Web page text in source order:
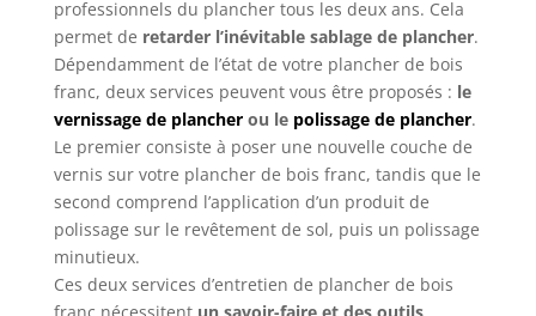
professionnels du plancher tous les deux ans. Cela
permet de retarder l’inévitable sablage de plancher.
Dépendamment de l’état de votre plancher de bois
franc, deux services peuvent vous être proposés : le
vernissage de plancherou le polissage de plancher.
Le premier consiste à poser une nouvelle couche de
vernis sur votre plancher de bois franc, tandis que le
second comprend l’application d’un produit de
polissage sur le revêtement de sol, puis un polissage
minutieux.
Ces deux services d’entretien de plancher de bois
franc nécessitent un savoir-faire et des outils